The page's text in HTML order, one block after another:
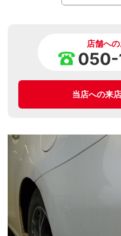
店舗へ
050-
当店への来